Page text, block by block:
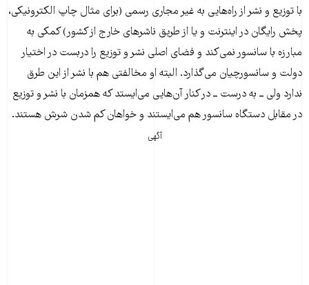
با توزیع و نشر از راه‌هایی به غیر مجاری رسمی (برای مثال چاپ الکترونیکی،
پخش رایگان در اینترنت و یا از طریق ناشرهای خارج از کشور) کمکی به
مبارزه با سانسور نمی‌کند و فضای اصلی نشر و توزیع را دربست در اختیار
دولت و سانسورچیان می‌گذارد. البته او مخالفتی هم با نشر از این طرق
ندارد ولی ــ به درست ــ در کنار آن‌هایی می‌ایستد که همزمان با نشر و توزیع
در مقابل دستگاه سانسور هم می‌ایستند و خواهان کم شدن شرش هستند.
آگهی